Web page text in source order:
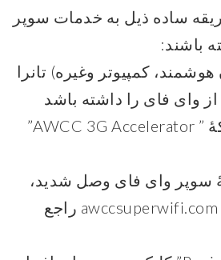
ساده ذیل به خدمات سوپر
باشند:
هوشمند، کمپیوتر وغیره) تانرا
وای فای را داشته باشد
استفاده نموده شبکۀ ” AWCC 3G Accelerator”
سوپر وای فای وصل شدید،
شما به ویب سایت awccsuperwifi.com راجع